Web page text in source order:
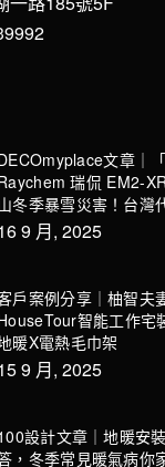
文章｜
瑞侃 EM2-
冬季暴雪災害！台灣
9 月, 2025
戶案例分享｜柚智夫
智能工作宅
暖X電熱毛巾架
9 月, 2025
設計文章｜地暖安
，冬季常見暖氣病你